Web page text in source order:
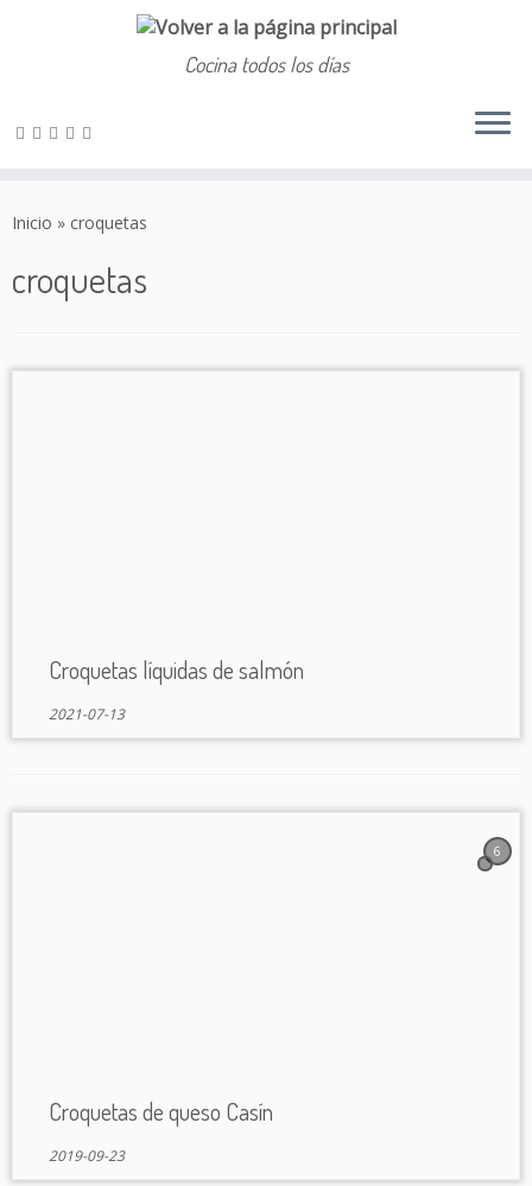
Cocina todos los días
Inicio » croquetas
croquetas
Croquetas líquidas de salmón
2021-07-13
6
Croquetas de queso Casín
2019-09-23